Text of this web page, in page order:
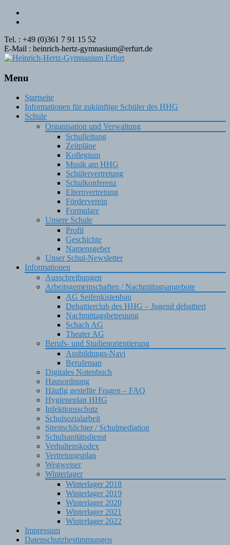
Tel. : +49 (0)361 7 91 15 52
E-Mail : heinrich-hertz-gymnasium@erfurt.de
Menu
Skip
content
Startseite
Informationen für zukünftige Schüler des HHG
Schule
Organisation und Verwaltung
Schulleitung
Zeitpläne
Kollegium
Musik am HHG
Schülervertretung
Schulkonferenz
Elternvertretung
Förderverein
Formulare
Unsere Schule
Profil
Geschichte
Namensgeber
Unser Schul-Newsletter
Informationen
Ausschreibungen
Arbeitsgemeinschaften / Nachmittagsangebote
AG Seifenkistenbau
Debattierclub des HHG – Jugend debattiert
Nachmittagsbetreuung
Schach AG
Theater AG
Berufs- und Studienorientierung
Ausbildungs-Navi
Berufemap
Digitales Notenbuch
Hausordnung
Häufig gestellte Fragen – FAQ
Hygieneplan HHG
Infektionsschutz
Schulsozialarbeit
Streitschlichter / Schulmediation
Schulsanitätsdienst
Verhaltenskodex
Vertretungsplan
Wegweiser
Winterlager
Winterlager 2018
Winterlager 2019
Winterlager 2020
Winterlager 2021
Winterlager 2022
Impressum
Datenschutzbestimmungen